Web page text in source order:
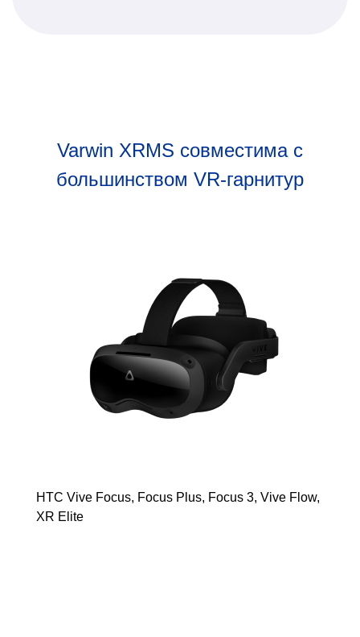
Varwin XRMS совместима с
большинством VR-гарнитур
HTC Vive Focus, Focus Plus, Focus 3, Vive Flow,
XR Elite